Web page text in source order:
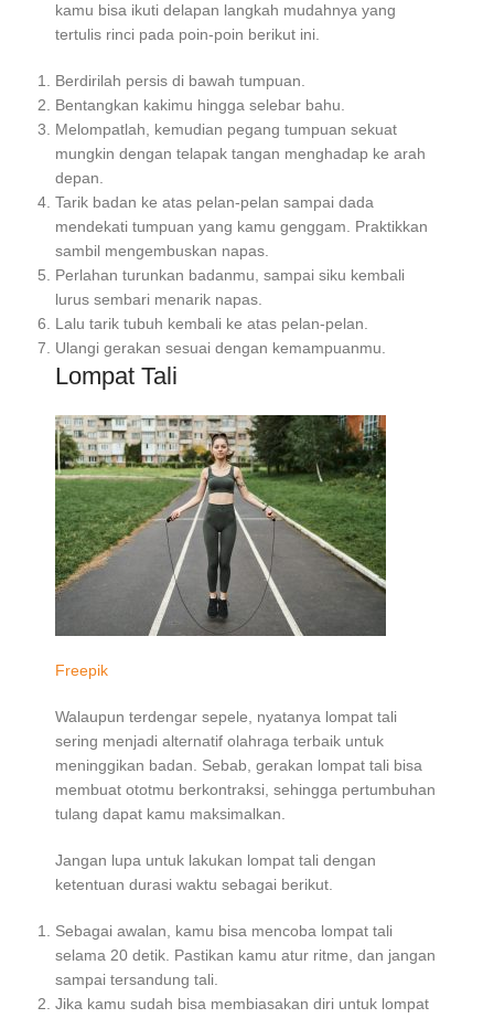
kamu bisa ikuti delapan langkah mudahnya yang
tertulis rinci pada poin-poin berikut ini.
Berdirilah persis di bawah tumpuan.
Bentangkan kakimu hingga selebar bahu.
Melompatlah, kemudian pegang tumpuan sekuat
mungkin dengan telapak tangan menghadap ke arah
depan.
Tarik badan ke atas pelan-pelan sampai dada
mendekati tumpuan yang kamu genggam. Praktikkan
sambil mengembuskan napas.
Perlahan turunkan badanmu, sampai siku kembali
lurus sembari menarik napas.
Lalu tarik tubuh kembali ke atas pelan-pelan.
Ulangi gerakan sesuai dengan kemampuanmu.
Lompat Tali
Freepik
Walaupun terdengar sepele, nyatanya lompat tali
sering menjadi alternatif olahraga terbaik untuk
meninggikan badan. Sebab, gerakan lompat tali bisa
membuat ototmu berkontraksi, sehingga pertumbuhan
tulang dapat kamu maksimalkan.
Jangan lupa untuk lakukan lompat tali dengan
ketentuan durasi waktu sebagai berikut.
Sebagai awalan, kamu bisa mencoba lompat tali
selama 20 detik. Pastikan kamu atur ritme, dan jangan
sampai tersandung tali.
Jika kamu sudah bisa membiasakan diri untuk lompat